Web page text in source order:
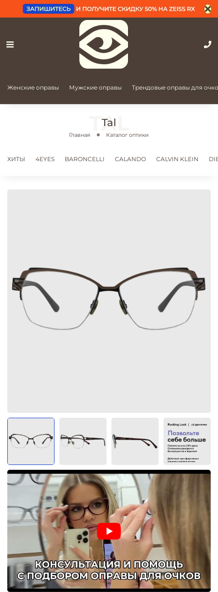
Женские оправы Мужские оправы Трендовые оправы для
Tal
Главная Каталог оптики
ХИТЫ 4EYES BARONCELLI CALANDO CALVIN KLEIN